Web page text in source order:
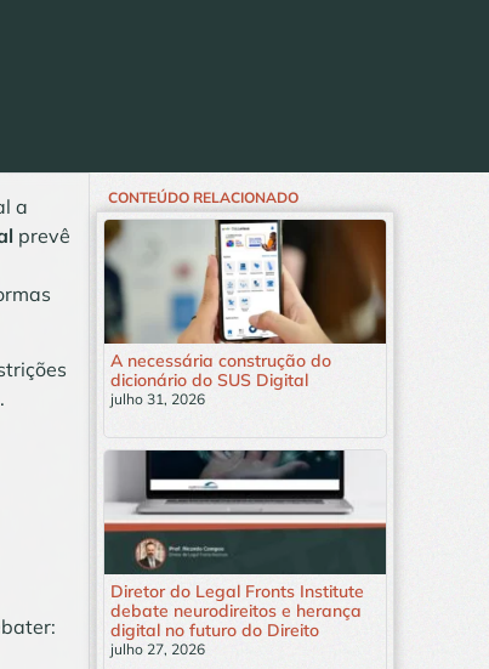
a
prevê
CONTEÚDO RELACIONADO
A necessária construção do
dicionário do SUS Digital
julho 31, 2026
Diretor do Legal Fronts Institute
debate neurodireitos e herança
digital no futuro do Direito
julho 27, 2026